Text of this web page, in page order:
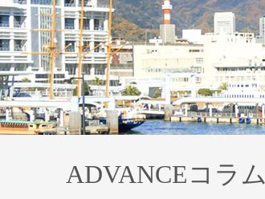
ADVANCEコラム